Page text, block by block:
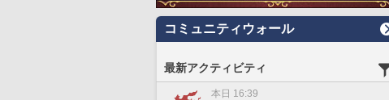
コミュニティウォール
最新アクティビティ
本日 16:39